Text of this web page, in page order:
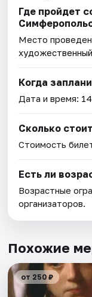
Где пройдет
Место
Когда
Дата и время:
Сколько
Стоимость
Есть ли
Возрастные
организаторов.
Похожие
от 250 ₽